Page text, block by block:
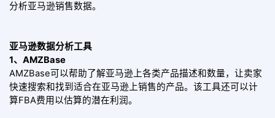
分析亚马逊销售数据。
亚马逊数据分析工具
1、AMZBase
AMZBase可以帮助了解亚马逊上各类产品描述和数量，让卖家
快速搜索和找到适合在亚马逊上销售的产品。该工具还可以计
算FBA费用以估算的潜在利润。